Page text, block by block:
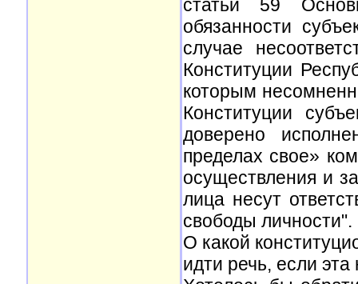
статьи 59
обязанности
случае
Конституции
которым
Конституции
доверено
пределах свое»
осуществления и
лица несут
свободы личности".
О какой
идти речь, если